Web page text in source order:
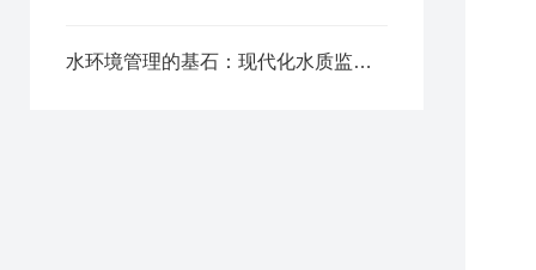
水环境管理的基石：现代化水质监测的核心价值